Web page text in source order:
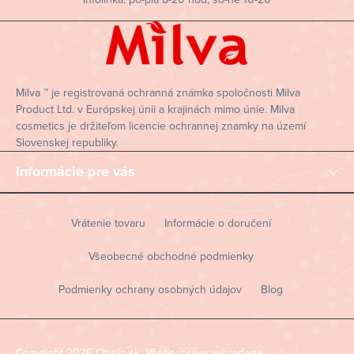
t
Milva ™ je registrovaná ochranná známka spoločnosti Milva
Product Ltd. v Európskej únii a krajinách mimo únie. Milva
cosmetics je držiteľom licencie ochrannej znamky na území
Slovenskej republiky.
Informácie pre vás
Vrátenie tovaru Informácie o doručení
Všeobecné obchodné podmienky
Podmienky ochrany osobných údajov Blog